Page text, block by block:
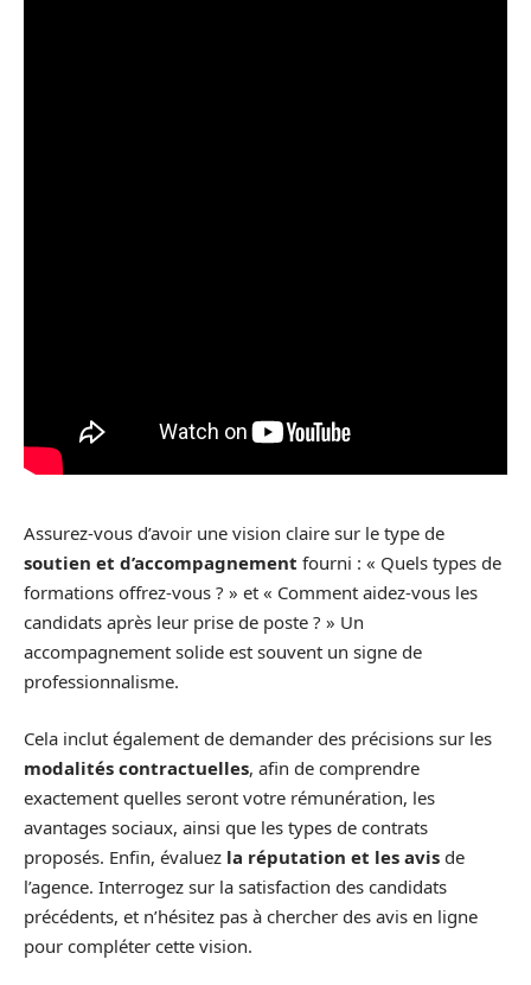
Assurez-vous d’avoir une vision claire sur le type de
soutien et d’accompagnement fourni : « Quels types de
formations offrez-vous ? » et « Comment aidez-vous les
candidats après leur prise de poste ? » Un
accompagnement solide est souvent un signe de
professionnalisme.
Cela inclut également de demander des précisions sur les
modalités contractuelles, afin de comprendre
exactement quelles seront votre rémunération, les
avantages sociaux, ainsi que les types de contrats
proposés. Enfin, évaluez la réputation et les avis de
l’agence. Interrogez sur la satisfaction des candidats
précédents, et n’hésitez pas à chercher des avis en ligne
pour compléter cette vision.